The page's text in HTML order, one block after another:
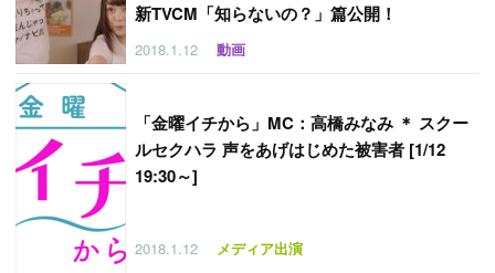
新TVCM「知らないの？」篇公開！
2018.1.12 動画
「金曜イチから」MC：高橋みなみ ＊ スクー
ルセクハラ 声をあげはじめた被害者 [1/12
19:30～]
2018.1.12 メディア出演